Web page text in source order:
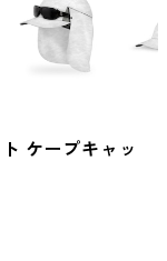
ケープキャッ